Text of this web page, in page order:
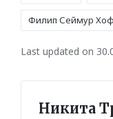
Филип Сеймур
Last updated on
Никита